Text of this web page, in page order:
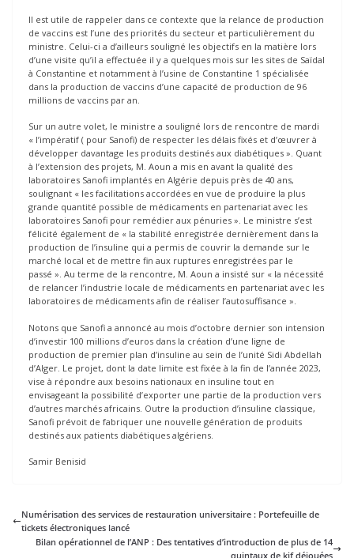
Il est utile de rappeler dans ce contexte que la relance de production
de vaccins est l’une des priorités du secteur et particulièrement du
ministre. Celui-ci a d’ailleurs souligné les objectifs en la matière lors
d’une visite qu’il a effectuée il y a quelques mois sur les sites de Saïdal
à Constantine et notamment à l’usine de Constantine 1 spécialisée
dans la production de vaccins d’une capacité de production de 96
millions de vaccins par an.
Sur un autre volet, le ministre a souligné lors de rencontre de mardi
« l’impératif ( pour Sanofi) de respecter les délais fixés et d’œuvrer à
développer davantage les produits destinés aux diabétiques ». Quant
à l’extension des projets, M. Aoun a mis en avant la qualité des
laboratoires Sanofi implantés en Algérie depuis près de 40 ans,
soulignant « les facilitations accordées en vue de produire la plus
grande quantité possible de médicaments en partenariat avec les
laboratoires Sanofi pour remédier aux pénuries ». Le ministre s’est
félicité également de « la stabilité enregistrée dernièrement dans la
production de l’insuline qui a permis de couvrir la demande sur le
marché local et de mettre fin aux ruptures enregistrées par le
passé ». Au terme de la rencontre, M. Aoun a insisté sur « la nécessité
de relancer l’industrie locale de médicaments en partenariat avec les
laboratoires de médicaments afin de réaliser l’autosuffisance ».
Notons que Sanofi a annoncé au mois d’octobre dernier son intension
d’investir 100 millions d’euros dans la création d’une ligne de
production de premier plan d’insuline au sein de l’unité Sidi Abdellah
d’Alger. Le projet, dont la date limite est fixée à la fin de l’année 2023,
vise à répondre aux besoins nationaux en insuline tout en
envisageant la possibilité d’exporter une partie de la production vers
d’autres marchés africains. Outre la production d’insuline classique,
Sanofi prévoit de fabriquer une nouvelle génération de produits
destinés aux patients diabétiques algériens.
Samir Benisid
Numérisation des services de restauration universitaire : Portefeuille de
tickets électroniques lancé
Bilan opérationnel de l’ANP : Des tentatives d’introduction de plus de 14
quintaux de kif déjouées